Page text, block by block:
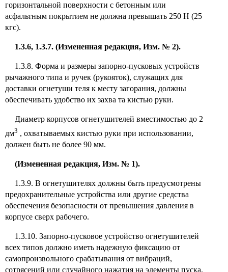
горизонтальной поверхности с бетонным или
асфальтным покрытием не должна превышать 250 Н (25
кгс).
1.3.6, 1.3.7. (Измененная редакция, Изм. № 2).
1.3.8. Форма и размеры запорно-пусковых устройств
рычажного типа и ручек (рукояток), служащих для
доставки огнетуши теля к месту загорания, должны
обеспечивать удобство их захва та кистью руки.
Диаметр корпусов огнетушителей вместимостью до 2
дм3 , охватываемых кистью руки при использовании,
должен быть не более 90 мм.
(Измененная редакция, Изм. № 1).
1.3.9. В огнетушителях должны быть предусмотрены
предохранительные устройства или другие средства
обеспечения безопасности от превышения давления в
корпусе сверх рабочего.
1.3.10. Запорно-пусковое устройство огнетушителей
всех типов должно иметь надежную фиксацию от
самопроизвольного срабатывания от вибраций,
сотрясений или случайного нажатия на элементы пуска.